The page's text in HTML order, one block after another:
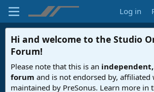
Log in
Hi and welcome to the Studio
Forum!
Please note that this is an
forum and is not endorsed by, affiliated
maintained by PreSonus. Learn more in